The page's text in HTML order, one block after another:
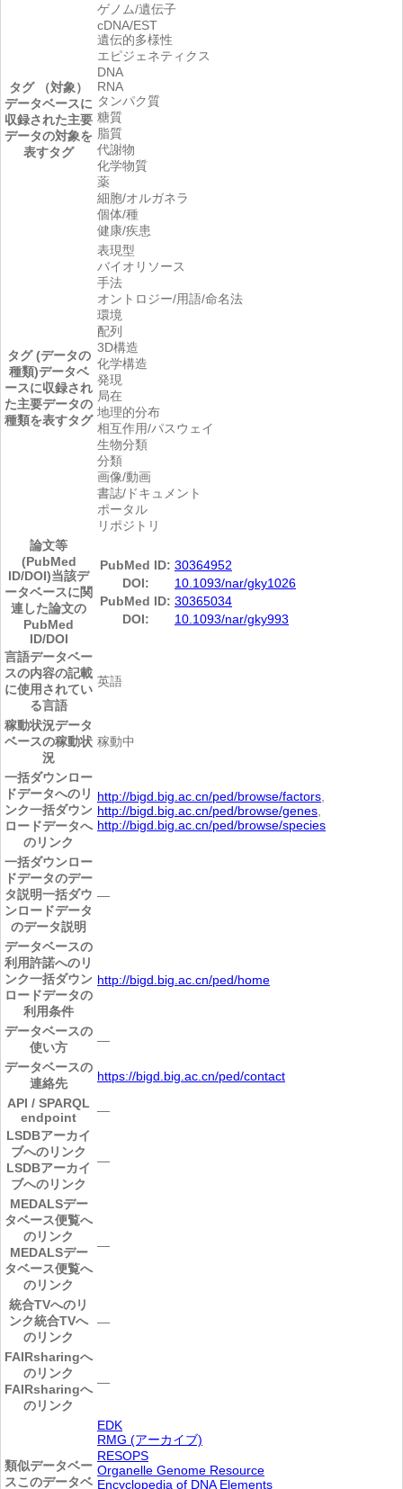
タグ （対象）
データベースに
収録された主要
データの対象を
表すタグ
ゲノム/遺伝子
cDNA/EST
遺伝的多様性
エピジェネティクス
DNA
RNA
タンパク質
糖質
脂質
代謝物
化学物質
薬
細胞/オルガネラ
個体/種
健康/疾患
タグ (データの
種類)データベ
ースに収録され
た主要データの
種類を表すタグ
表現型
バイオリソース
手法
オントロジー/用語/命名法
環境
配列
3D構造
化学構造
発現
局在
地理的分布
相互作用/パスウェイ
生物分類
分類
画像/動画
書誌/ドキュメント
ポータル
リポジトリ
論文等
(PubMed
ID/DOI)当該デ
ータベースに関
連した論文の
PubMed
ID/DOI
PubMed ID: 30364952
DOI:
10.1093/nar/gky1026
PubMed ID: 30365034
DOI:
10.1093/nar/gky993
言語データベー
スの内容の記載
に使用されてい
る言語
英語
稼動状況データ
ベースの稼動状
況
稼動中
一括ダウンロー
ドデータへのリ
ンク一括ダウン
ロードデータへ
のリンク
http://bigd.big.ac.cn/ped/browse/factors
http://bigd.big.ac.cn/ped/browse/genes
http://bigd.big.ac.cn/ped/browse/species
一括ダウンロー
ドデータのデー
タ説明一括ダウ
ンロードデータ
のデータ説明
―
データベースの
利用許諾へのリ
ンク一括ダウン
ロードデータの
利用条件
http://bigd.big.ac.cn/ped/home
データベースの
使い方
―
データベースの
連絡先
https://bigd.big.ac.cn/ped/contact
API / SPARQL
endpoint
―
LSDBアーカイ
ブへのリンク
LSDBアーカイ
ブへのリンク
―
MEDALSデー
タベース便覧へ
のリンク
MEDALSデー
タベース便覧へ
のリンク
―
統合TVへのリ
ンク統合TVへ
のリンク
―
FAIRsharingへ
のリンク
FAIRsharingへ
のリンク
―
類似データベー
スこのデータベ
EDK
RMG (アーカイブ)
RESOPS
Organelle Genome Resource
Encyclopedia of DNA Elements